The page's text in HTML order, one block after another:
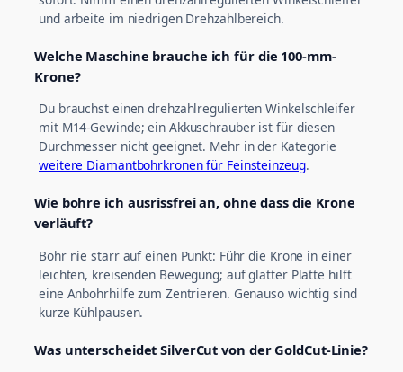
und arbeite im niedrigen Drehzahlbereich.
Welche Maschine brauche ich für die 100-mm-
Krone?
Du brauchst einen drehzahlregulierten Winkelschleifer
mit M14-Gewinde; ein Akkuschrauber ist für diesen
Durchmesser nicht geeignet. Mehr in der Kategorie
weitere Diamantbohrkronen für Feinsteinzeug.
Wie bohre ich ausrissfrei an, ohne dass die Krone
verläuft?
Bohr nie starr auf einen Punkt: Führ die Krone in einer
leichten, kreisenden Bewegung; auf glatter Platte hilft
eine Anbohrhilfe zum Zentrieren. Genauso wichtig sind
kurze Kühlpausen.
Was unterscheidet SilverCut von der GoldCut-Linie?